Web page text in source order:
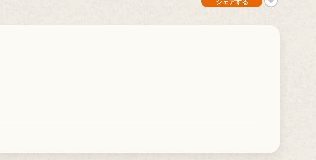
シェアする